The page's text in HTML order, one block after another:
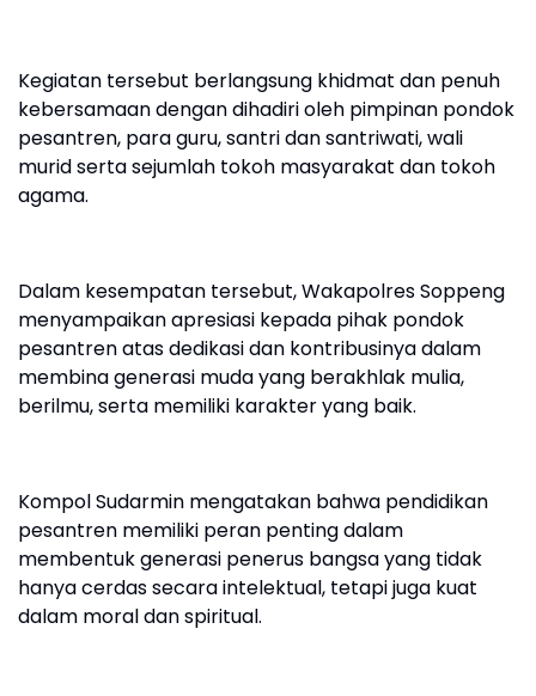
Kegiatan tersebut berlangsung khidmat dan penuh
kebersamaan dengan dihadiri oleh pimpinan pondok
pesantren, para guru, santri dan santriwati, wali
murid serta sejumlah tokoh masyarakat dan tokoh
agama.
Dalam kesempatan tersebut, Wakapolres Soppeng
menyampaikan apresiasi kepada pihak pondok
pesantren atas dedikasi dan kontribusinya dalam
membina generasi muda yang berakhlak mulia,
berilmu, serta memiliki karakter yang baik.
Kompol Sudarmin mengatakan bahwa pendidikan
pesantren memiliki peran penting dalam
membentuk generasi penerus bangsa yang tidak
hanya cerdas secara intelektual, tetapi juga kuat
dalam moral dan spiritual.